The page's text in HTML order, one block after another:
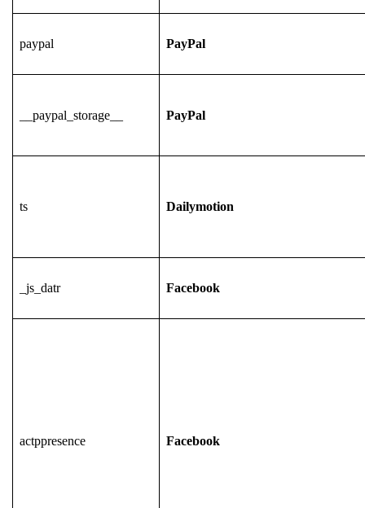
paypal PayPal
__paypal_storage__ PayPal
ts Dailymotion
_js_datr Facebook
actppresence Facebook